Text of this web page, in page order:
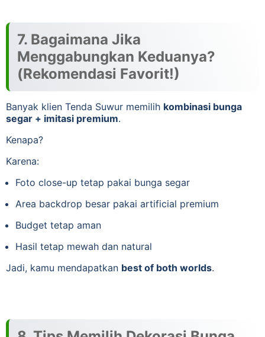
7. Bagaimana Jika
Menggabungkan Keduanya?
(Rekomendasi Favorit!)
Banyak klien Tenda Suwur memilih kombinasi bunga
segar + imitasi premium.
Kenapa?
Karena:
Foto close-up tetap pakai bunga segar
Area backdrop besar pakai artificial premium
Budget tetap aman
Hasil tetap mewah dan natural
Jadi, kamu mendapatkan best of both worlds.